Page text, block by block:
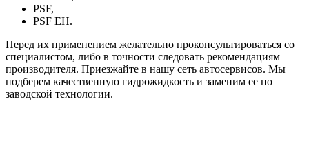
PSF,
PSF EH.
Перед их применением желательно проконсультироваться со
специалистом, либо в точности следовать рекомендациям
производителя. Приезжайте в нашу сеть автосервисов. Мы
подберем качественную гидрожидкость и заменим ее по
заводской технологии.